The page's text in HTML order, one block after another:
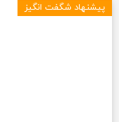
پیشنهاد شگفت انگیز